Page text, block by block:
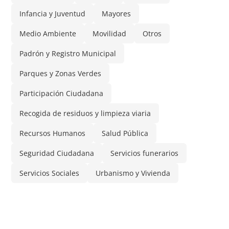
Infancia y Juventud Mayores
Medio Ambiente Movilidad Otros
Padrón y Registro Municipal
Parques y Zonas Verdes
Participación Ciudadana
Recogida de residuos y limpieza viaria
Recursos Humanos Salud Pública
Seguridad Ciudadana Servicios funerarios
Servicios Sociales Urbanismo y Vivienda